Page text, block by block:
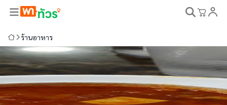
ร้านอาหาร